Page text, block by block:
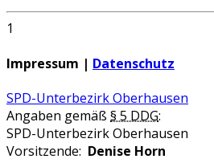
1
Impressum | Datenschutz
SPD-Unterbezirk Oberhausen
Angaben gemäß § 5 DDG:
SPD-Unterbezirk Oberhausen
Vorsitzende: Denise Horn